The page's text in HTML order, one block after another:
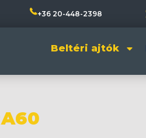
+36 20-448-2398
Beltéri ajtók